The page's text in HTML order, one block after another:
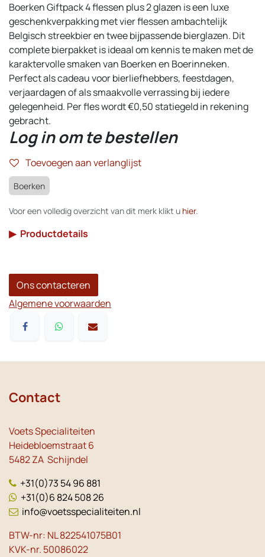
Boerken Giftpack 4 flessen plus 2 glazen is een luxe
geschenkverpakking met vier flessen ambachtelijk
Belgisch streekbier en twee bijpassende bierglazen. Dit
complete bierpakket is ideaal om kennis te maken met de
karaktervolle smaken van Boerken en Boerinneken.
Perfect als cadeau voor bierliefhebbers, feestdagen,
verjaardagen of als smaakvolle verrassing bij iedere
gelegenheid. Per fles wordt €0,50 statiegeld in rekening
gebracht.
Log in om te bestellen
Toevoegen aan verlanglijst
Boerken
Voor een volledig overzicht van dit merk klikt u hier.
▶ Productdetails
Ons contacteren
Algemene voorwaarden
Contact
Voets Specialiteiten
Heidebloemstraat 6
5482 ZA Schijndel
+31(0)73 54 96 881
+31(0)6 824 508 26
info@voetsspecialiteiten.nl
BTW-nr: NL 822541075B01
KVK-nr. 50086022